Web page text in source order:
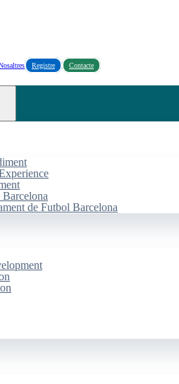
Registre Contacte
de Futbol Barcelona